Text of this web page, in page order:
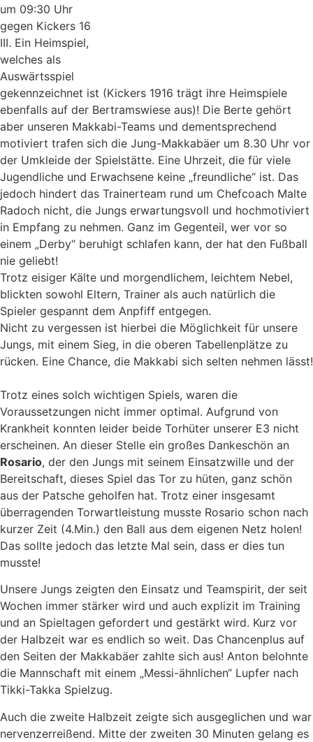
um 09:30 Uhr
gegen Kickers 16
III. Ein Heimspiel,
welches als
Auswärtsspiel
gekennzeichnet ist (Kickers 1916 trägt ihre Heimspiele
ebenfalls auf der Bertramswiese aus)! Die Berte gehört
aber unseren Makkabi-Teams und dementsprechend
motiviert trafen sich die Jung-Makkabäer um 8.30 Uhr vor
der Umkleide der Spielstätte. Eine Uhrzeit, die für viele
Jugendliche und Erwachsene keine „freundliche“ ist. Das
jedoch hindert das Trainerteam rund um Chefcoach Malte
Radoch nicht, die Jungs erwartungsvoll und hochmotiviert
in Empfang zu nehmen. Ganz im Gegenteil, wer vor so
einem „Derby“ beruhigt schlafen kann, der hat den Fußball
nie geliebt!
Trotz eisiger Kälte und morgendlichem, leichtem Nebel,
blickten sowohl Eltern, Trainer als auch natürlich die
Spieler gespannt dem Anpfiff entgegen.
Nicht zu vergessen ist hierbei die Möglichkeit für unsere
Jungs, mit einem Sieg, in die oberen Tabellenplätze zu
rücken. Eine Chance, die Makkabi sich selten nehmen lässt!
Trotz eines solch wichtigen Spiels, waren die
Voraussetzungen nicht immer optimal. Aufgrund von
Krankheit konnten leider beide Torhüter unserer E3 nicht
erscheinen. An dieser Stelle ein großes Dankeschön an
Rosario, der den Jungs mit seinem Einsatzwille und der
Bereitschaft, dieses Spiel das Tor zu hüten, ganz schön
aus der Patsche geholfen hat. Trotz einer insgesamt
überragenden Torwartleistung musste Rosario schon nach
kurzer Zeit (4.Min.) den Ball aus dem eigenen Netz holen!
Das sollte jedoch das letzte Mal sein, dass er dies tun
musste!
Unsere Jungs zeigten den Einsatz und Teamspirit, der seit
Wochen immer stärker wird und auch explizit im Training
und an Spieltagen gefordert und gestärkt wird. Kurz vor
der Halbzeit war es endlich so weit. Das Chancenplus auf
den Seiten der Makkabäer zahlte sich aus! Anton belohnte
die Mannschaft mit einem „Messi-ähnlichen“ Lupfer nach
Tikki-Takka Spielzug.
Auch die zweite Halbzeit zeigte sich ausgeglichen und war
nervenzerreißend. Mitte der zweiten 30 Minuten gelang es